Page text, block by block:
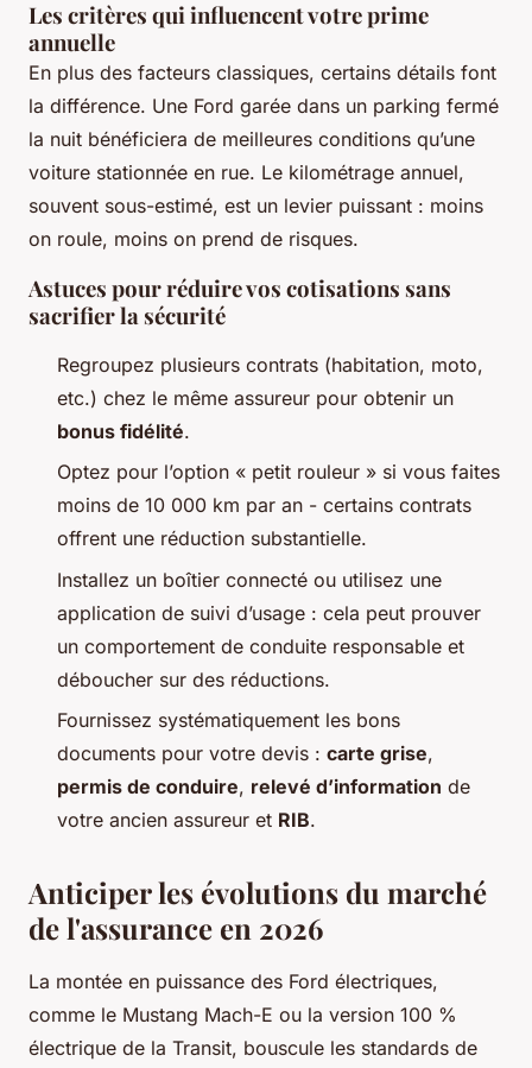
Les critères qui influencent votre prime
annuelle
En plus des facteurs classiques, certains détails font
la différence. Une Ford garée dans un parking fermé
la nuit bénéficiera de meilleures conditions qu’une
voiture stationnée en rue. Le kilométrage annuel,
souvent sous-estimé, est un levier puissant : moins
on roule, moins on prend de risques.
Astuces pour réduire vos cotisations sans
sacrifier la sécurité
Regroupez plusieurs contrats (habitation, moto,
etc.) chez le même assureur pour obtenir un
bonus fidélité.
Optez pour l’option « petit rouleur » si vous faites
moins de 10 000 km par an - certains contrats
offrent une réduction substantielle.
Installez un boîtier connecté ou utilisez une
application de suivi d’usage : cela peut prouver
un comportement de conduite responsable et
déboucher sur des réductions.
Fournissez systématiquement les bons
documents pour votre devis : carte grise,
permis de conduire, relevé d’information de
votre ancien assureur et RIB.
Anticiper les évolutions du marché
de l'assurance en 2026
La montée en puissance des Ford électriques,
comme le Mustang Mach-E ou la version 100 %
électrique de la Transit, bouscule les standards de